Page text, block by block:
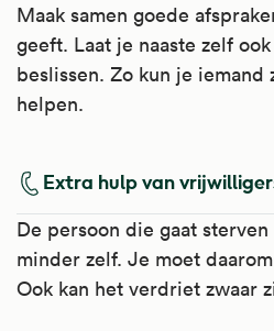
Maak samen goede
geeft. Laat je naaste zelf
beslissen. Zo kun je iemand
helpen.
Extra hulp van
De persoon die gaat
minder zelf. Je moet
Ook kan het verdriet zwaar